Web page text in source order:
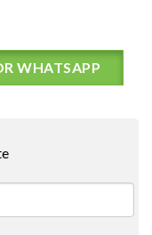
WHATSAPP